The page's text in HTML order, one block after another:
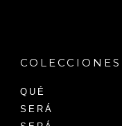
COLECCIONES
QUÉ
SERÁ